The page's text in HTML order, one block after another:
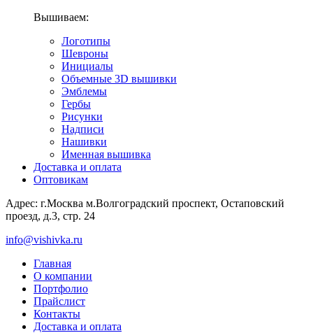
Вышиваем:
Логотипы
Шевроны
Инициалы
Объемные 3D вышивки
Эмблемы
Гербы
Рисунки
Надписи
Нашивки
Именная вышивка
Доставка и оплата
Оптовикам
Адрес: г.Москва м.Волгоградский проспект, Остаповский
проезд, д.3, стр. 24
info@vishivka.ru
Главная
О компании
Портфолио
Прайслист
Контакты
Доставка и оплата